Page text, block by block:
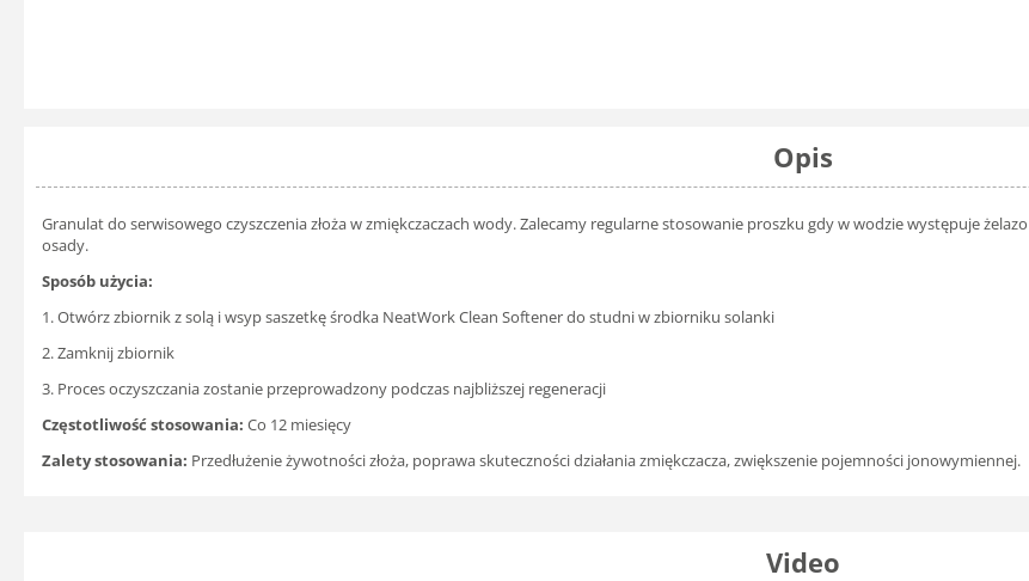
Opis
Granulat do serwisowego czyszczenia złoża w zmiękczaczach wody. Zalecamy regularne stosowanie proszku gdy w wodzie występuje
osady.
Sposób użycia:
1. Otwórz zbiornik z solą i wsyp saszetkę środka NeatWork Clean Softener do studni w zbiorniku solanki
2. Zamknij zbiornik
3. Proces oczyszczania zostanie przeprowadzony podczas najbliższej regeneracji
Częstotliwość stosowania: Co 12 miesięcy
Zalety stosowania: Przedłużenie żywotności złoża, poprawa skuteczności działania zmiękczacza, zwiększenie pojemności jonowymiennej.
Video